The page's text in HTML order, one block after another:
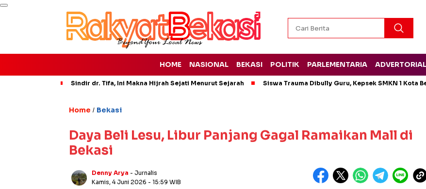
HOME NASIONAL BEKASI POLITIK PARLEMENTARIA ADVERTORIAL
Sindir dr. Tifa, Ini Makna Hijrah Sejati Menurut Sejarah Siswa Trauma Dibully Guru, Kepsek SMKN 1 Kota
Home / Bekasi
Daya Beli Lesu, Libur Panjang Gagal Ramaikan Mall di
Bekasi
Denny Arya - Jurnalis
Kamis, 4 Juni 2026 - 15:59 WIB